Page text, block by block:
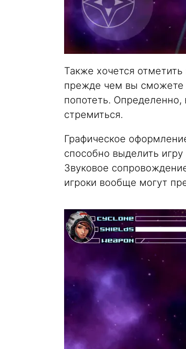
Также хочется
прежде чем вы сможете
попотеть. Определенно,
стремиться.
Графическое
способно выделить
Звуковое
игроки вообще могут